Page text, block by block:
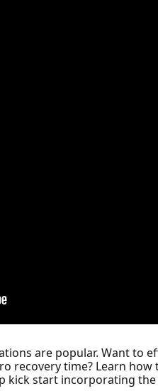
are popular. Want to
recovery time? Learn
kick start incorporating